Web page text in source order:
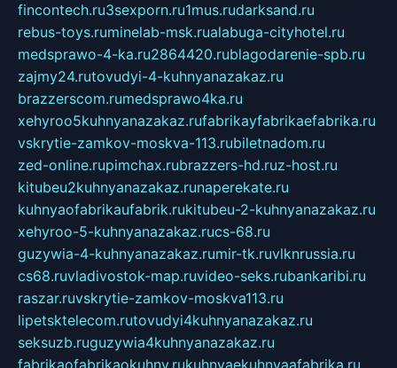
fincontech.ru3sexporn.ru1mus.rudarksand.ru
rebus-toys.ruminelab-msk.rualabuga-cityhotel.ru
medsprawo-4-ka.ru2864420.rublagodarenie-spb.ru
zajmy24.rutovudyi-4-kuhnyanazakaz.ru
brazzerscom.rumedsprawo4ka.ru
xehyroo5kuhnyanazakaz.rufabrikayfabrikaefabrika.ru
vskrytie-zamkov-moskva-113.rubiletnadom.ru
zed-online.rupimchax.rubrazzers-hd.ruz-host.ru
kitubeu2kuhnyanazakaz.runaperekate.ru
kuhnyaofabrikaufabrik.rukitubeu-2-kuhnyanazakaz.ru
xehyroo-5-kuhnyanazakaz.rucs-68.ru
guzywia-4-kuhnyanazakaz.rumir-tk.ruvlknrussia.ru
cs68.ruvladivostok-map.ruvideo-seks.rubankaribi.ru
raszar.ruvskrytie-zamkov-moskva113.ru
lipetsktelecom.rutovudyi4kuhnyanazakaz.ru
seksuzb.ruguzywia4kuhnyanazakaz.ru
fabrikaofabrikaokuhny.rukuhnyaekuhnyaafabrika.ru